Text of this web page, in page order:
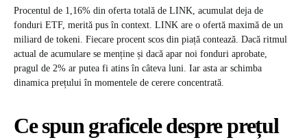
Procentul de 1,16% din oferta totală de LINK, acumulat deja de
fonduri ETF, merită pus în context. LINK are o ofertă maximă de un
miliard de tokeni. Fiecare procent scos din piață contează. Dacă ritmul
actual de acumulare se menține și dacă apar noi fonduri aprobate,
pragul de 2% ar putea fi atins în câteva luni. Iar asta ar schimba
dinamica prețului în momentele de cerere concentrată.
Ce spun graficele despre prețul